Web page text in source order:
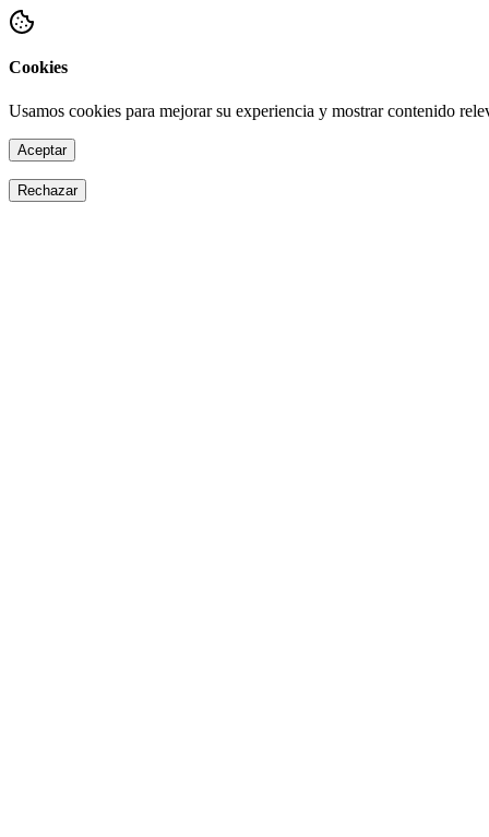
Cookies
Usamos cookies para mejorar su experiencia y mostrar contenido
Aceptar
Rechazar